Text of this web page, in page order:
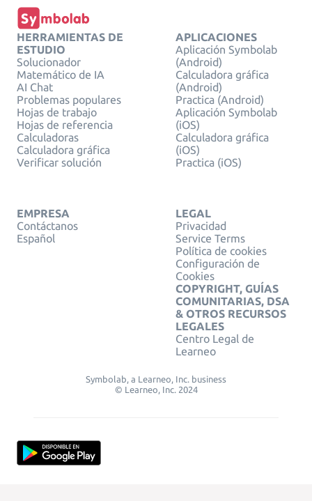
HERRAMIENTAS DE
ESTUDIO
Solucionador
Matemático de IA
AI Chat
Problemas populares
Hojas de trabajo
Hojas de referencia
Calculadoras
Calculadora gráfica
Verificar solución
APLICACIONES
Aplicación Symbolab
(Android)
Calculadora gráfica
(Android)
Practica (Android)
Aplicación Symbolab
(iOS)
Calculadora gráfica
(iOS)
Practica (iOS)
EMPRESA
Contáctanos
Español
LEGAL
Privacidad
Service Terms
Política de cookies
Configuración de
Cookies
COPYRIGHT, GUÍAS
COMUNITARIAS, DSA
& OTROS RECURSOS
LEGALES
Centro Legal de
Learneo
Symbolab, a Learneo, Inc. business
© Learneo, Inc. 2024